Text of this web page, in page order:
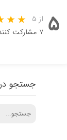
۵ از ۵
۷ مشارکت کننده
جستجو